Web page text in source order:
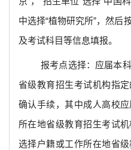
中选择“植物研究所”，然后
及考试科目等信息填报。
报考点选择：应届本
省级教育招生考试机构指
确认手续，其中成人高校
所在地省级教育招生考试
选择户籍或工作所在地省